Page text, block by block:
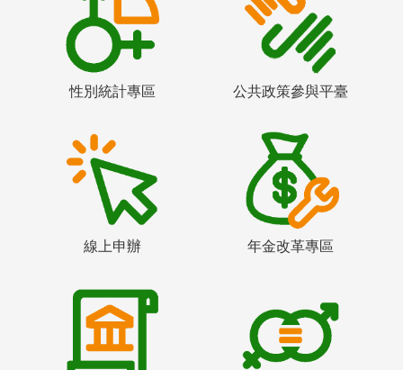
性別統計專區 公共政策參與平臺
線上申辦 年金改革專區